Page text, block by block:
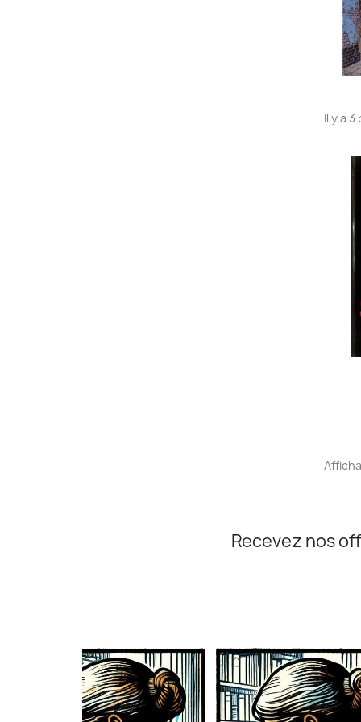
Il y a
Recevez nos